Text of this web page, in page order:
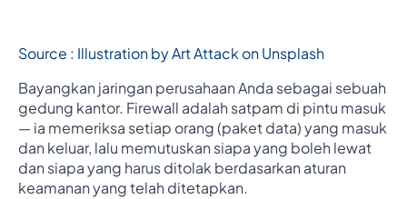
Source : Illustration by Art Attack on Unsplash
Bayangkan jaringan perusahaan Anda sebagai sebuah
gedung kantor. Firewall adalah satpam di pintu masuk
— ia memeriksa setiap orang (paket data) yang masuk
dan keluar, lalu memutuskan siapa yang boleh lewat
dan siapa yang harus ditolak berdasarkan aturan
keamanan yang telah ditetapkan.